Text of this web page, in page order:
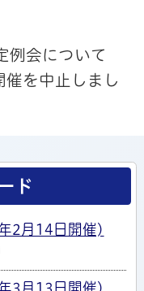
例会について
催を中止しまし
ド
2月14日開催)
3月13日開催)